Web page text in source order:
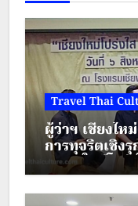
Travel Thai
ผู้ว่าฯ เชียงใ
การทุจริตเชิง
“เชียงใหม่โปร่